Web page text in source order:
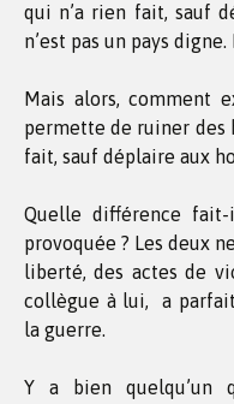
qui n’a rien fait, sauf
n’est pas un pays digne.
Mais alors, comment
permette de ruiner des
fait, sauf déplaire aux
Quelle différence
provoquée ? Les deux
liberté, des actes de
collègue à lui, a
la guerre.
Y a bien